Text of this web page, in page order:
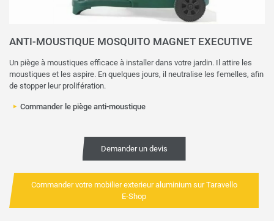
ANTI-MOUSTIQUE MOSQUITO MAGNET EXECUTIVE
Un piège à moustiques efficace à installer dans votre jardin. Il attire les
moustiques et les aspire. En quelques jours, il neutralise les femelles, afin
de stopper leur prolifération.
Commander le piège anti-moustique
Demander un devis
Commander votre mobilier exterieur aluminium sur Taravello
E-Shop